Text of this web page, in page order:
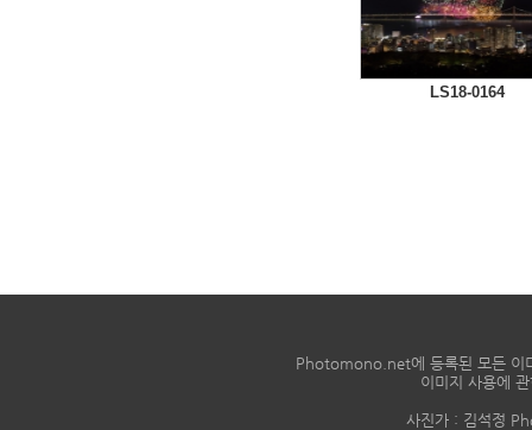
LS18-0164
Photomono.net에 등록된 모든 이
이미지 사용에
사진가 : 김석정